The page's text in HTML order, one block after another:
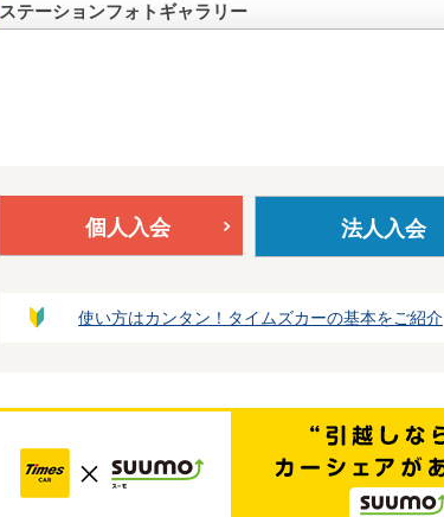
ステーションフォトギャラリー
個人入会 法人入会
使い方はカンタン！タイムズカーの基本をご紹介